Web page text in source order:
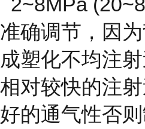
准确调节，因
成塑化不均注
相对较快的注
好的通气性否